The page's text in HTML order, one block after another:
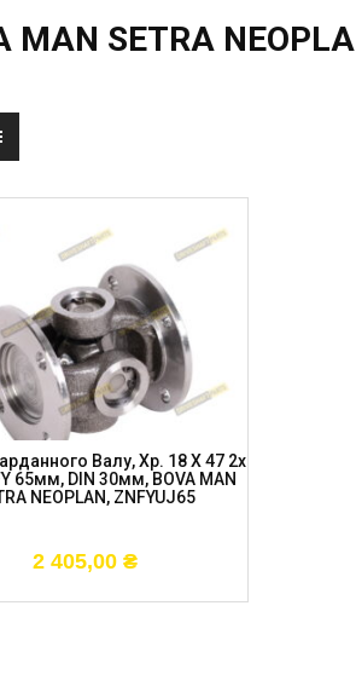
MAN SETRA
Валу, Хр. 18 X 47 2x
65мм, DIN 30мм, BOVA MAN
NEOPLAN, ZNFYUJ65
2 405,00₴